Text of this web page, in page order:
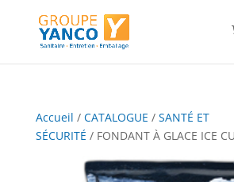
Accueil / CATALOGUE / SANTÉ ET
SÉCURITÉ / FONDANT À GLACE ICE